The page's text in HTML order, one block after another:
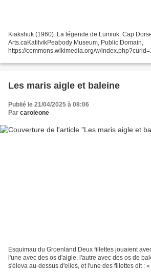
Kiakshuk (1960). La légende de Lumiuk. Cap
Arts.caKatilvikPeabody Museum, Public Domain,
https://commons.wikimedia.org/w/
Les maris aigle et baleine
Publié le 21/04/2025 à 08:06
Par caroleone
Esquimau du Groenland Deux fillettes jouaient
l'une avec des os d'aigle, l'autre avec des os de
s'éleva au-dessus d'elles, et l'une des fillettes dit :